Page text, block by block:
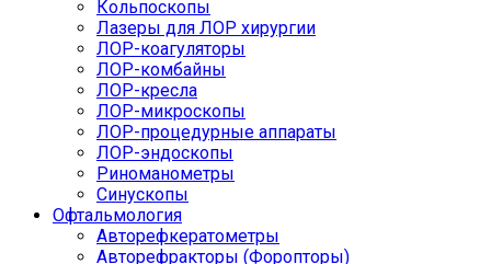
Кольпоскопы
Лазеры для ЛОР хирургии
ЛОР-коагуляторы
ЛОР-комбайны
ЛОР-кресла
ЛОР-микроскопы
ЛОР-процедурные аппараты
ЛОР-эндоскопы
Риноманометры
Синускопы
Офтальмология
Авторефкератометры
Авторефракторы (Форопторы)